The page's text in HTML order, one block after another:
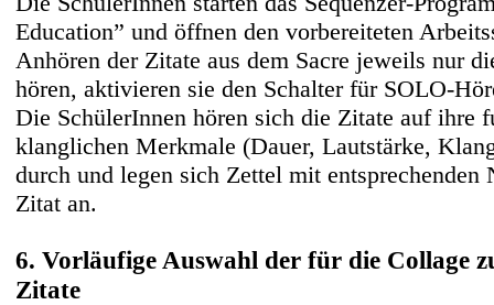
Education” und öffnen den vorbereiteten
Anhören der Zitate aus dem Sacre jeweils nur
hören, aktivieren sie den Schalter für SOLO-
Die SchülerInnen hören sich die Zitate auf ihre
klanglichen Merkmale (Dauer, Lautstärke,
durch und legen sich Zettel mit entsprechenden
Zitat an.
6. Vorläufige Auswahl der für die Collage
Zitate